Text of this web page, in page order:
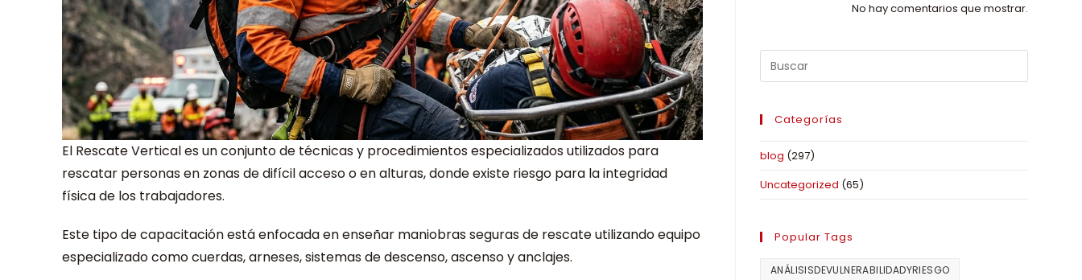
El Rescate Vertical es un conjunto de técnicas y procedimientos especializados utilizados para
rescatar personas en zonas de difícil acceso o en alturas, donde existe riesgo para la integridad
física de los trabajadores.
Este tipo de capacitación está enfocada en enseñar maniobras seguras de rescate utilizando equipo
especializado como cuerdas, arneses, sistemas de descenso, ascenso y anclajes.
No hay comentarios que mostrar.
Categorías
blog (297)
Uncategorized (65)
Popular Tags
ANÁLISISDEVULNERABILIDADYRIESGO